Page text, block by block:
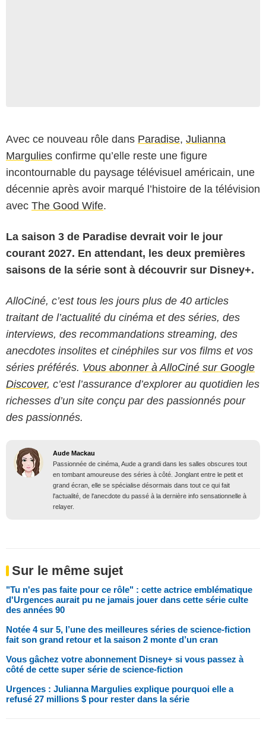
Avec ce nouveau rôle dans Paradise, Julianna
Margulies confirme qu’elle reste une figure
incontournable du paysage télévisuel américain, une
décennie après avoir marqué l’histoire de la télévision
avec The Good Wife.
La saison 3 de Paradise devrait voir le jour
courant 2027. En attendant, les deux premières
saisons de la série sont à découvrir sur Disney+.
AlloCiné, c’est tous les jours plus de 40 articles
traitant de l’actualité du cinéma et des séries, des
interviews, des recommandations streaming, des
anecdotes insolites et cinéphiles sur vos films et vos
séries préférés. Vous abonner à AlloCiné sur Google
Discover, c’est l’assurance d’explorer au quotidien les
richesses d’un site conçu par des passionnés pour
des passionnés.
Aude Mackau
Passionnée de cinéma, Aude a grandi dans les salles obscures tout
en tombant amoureuse des séries à côté. Jonglant entre le petit et
grand écran, elle se spécialise désormais dans tout ce qui fait
l'actualité, de l'anecdote du passé à la dernière info sensationnelle à
relayer.
Sur le même sujet
"Tu n'es pas faite pour ce rôle" : cette actrice emblématique
d'Urgences aurait pu ne jamais jouer dans cette série culte
des années 90
Notée 4 sur 5, l’une des meilleures séries de science-fiction
fait son grand retour et la saison 2 monte d’un cran
Vous gâchez votre abonnement Disney+ si vous passez à
côté de cette super série de science-fiction
Urgences : Julianna Margulies explique pourquoi elle a
refusé 27 millions $ pour rester dans la série